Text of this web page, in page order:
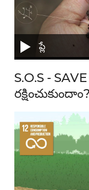
ప్లే
S.O.S -
రక్షించుకుందాం?